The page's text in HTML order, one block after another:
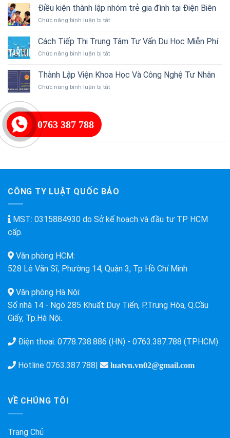
thiên
Dịch
Kế
Tục,
Kiện,
Lập
Ty
Tín
Điều kiện thành lập nhóm trẻ gia đình tại Điện Biên
Chức năng bình luận bị tắtở
kiện
thành
lập
trẻ
đình
Cách Tiếp Thị Trung Tâm Tư Vấn Du Học Miễn Phí
Chức năng bình luận bị tắtở
Tiếp
Thị
Trung
Thành Lập Viện Khoa Học Và Công Nghệ Tư Nhân
Chức năng bình luận bị tắtở
CÔNG TY LUẬT QUỐC BẢO
MST: 0315884930 do Sở kế hoạch và đầu tư TP HCM
cấp.
Văn phòng HCM:
528 Lê Văn Sĩ, Phường 14, Quận 3, Tp Hồ Chí Minh
Văn phòng Hà Nội:
Số nhà 14 - Ngõ 285 Khuất Duy Tiến, P.Trung Hòa, Q.Cầu
Giấy, Tp.Hà Nội.
Điện thoại: 0778.738.886 (HN) - 0763.387.788 (TP.HCM)
Hotline 0763.387.788| luatvn.vn02@gmail.com
VỀ CHÚNG TÔI
Trang Chủ
0763 387 788